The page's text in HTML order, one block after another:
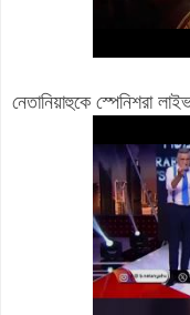
নেতানিয়াহুকে স্পেনিশরা